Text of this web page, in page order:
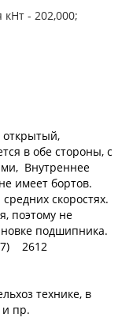
кНт - 202,000;
в обе стороны, с
Внутреннее
имеет бортов.
скоростях.
поэтому не
подшипника.
2612
технике, в
и пр.